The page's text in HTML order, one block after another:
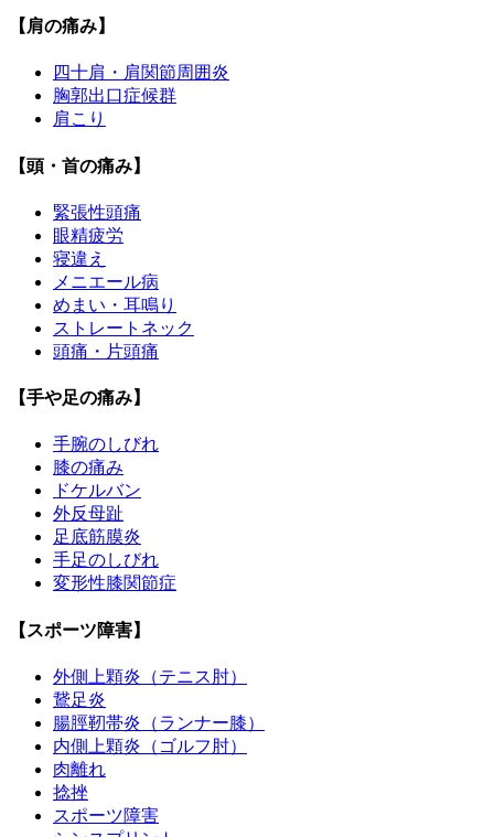
【肩の痛み】
四十肩・肩関節周囲炎
胸郭出口症候群
肩こり
【頭・首の痛み】
緊張性頭痛
眼精疲労
寝違え
メニエール病
めまい・耳鳴り
ストレートネック
頭痛・片頭痛
【手や足の痛み】
手腕のしびれ
膝の痛み
ドケルバン
外反母趾
足底筋膜炎
手足のしびれ
変形性膝関節症
【スポーツ障害】
外側上顆炎（テニス肘）
鵞足炎
腸脛靭帯炎（ランナー膝）
内側上顆炎（ゴルフ肘）
肉離れ
捻挫
スポーツ障害